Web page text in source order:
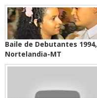
Baile de Debutantes 1994,
Nortelandia-MT